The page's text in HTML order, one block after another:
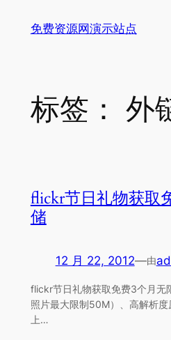
免费资源网演示站点
标签： 外
flickr节日礼物获取
储
12 月 22, 2012—由
flickr节日礼物获取免费3个月无
照片最大限制50M）、高解析
上…